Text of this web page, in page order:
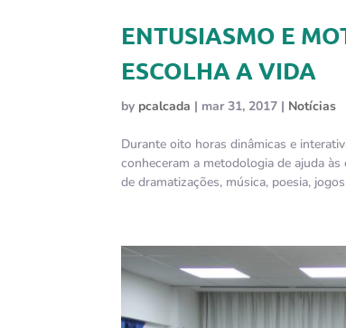
ENTUSIASMO E
ESCOLHA A VIDA
by pcalcada | mar 31, 2017 | Notícias
Durante oito horas dinâmicas e
conheceram a metodologia de ajuda
de dramatizações, música, poesia,